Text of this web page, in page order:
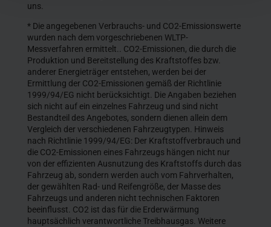
uns.
* Die angegebenen Verbrauchs- und CO2-Emissionswerte
wurden nach dem vorgeschriebenen WLTP-
Messverfahren ermittelt.. CO2-Emissionen, die durch die
Produktion und Bereitstellung des Kraftstoffes bzw.
anderer Energieträger entstehen, werden bei der
Ermittlung der CO2-Emissionen gemäß der Richtlinie
1999/94/EG nicht berücksichtigt. Die Angaben beziehen
sich nicht auf ein einzelnes Fahrzeug und sind nicht
Bestandteil des Angebotes, sondern dienen allein dem
Vergleich der verschiedenen Fahrzeugtypen. Hinweis
nach Richtlinie 1999/94/EG: Der Kraftstoffverbrauch und
die CO2-Emissionen eines Fahrzeugs hängen nicht nur
von der effizienten Ausnutzung des Kraftstoffs durch das
Fahrzeug ab, sondern werden auch vom Fahrverhalten,
der gewählten Rad- und Reifengröße, der Masse des
Fahrzeugs und anderen nicht technischen Faktoren
beeinflusst. CO2 ist das für die Erderwärmung
hauptsächlich verantwortliche Treibhausgas. Weitere